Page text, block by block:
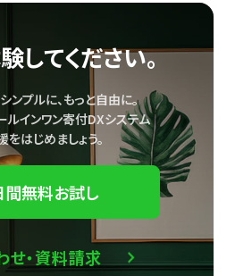
してください。
ンプルに、もっと自由に。
インワン寄付DXシステム
をはじめましょう。
間無料お試し
せ・資料請求